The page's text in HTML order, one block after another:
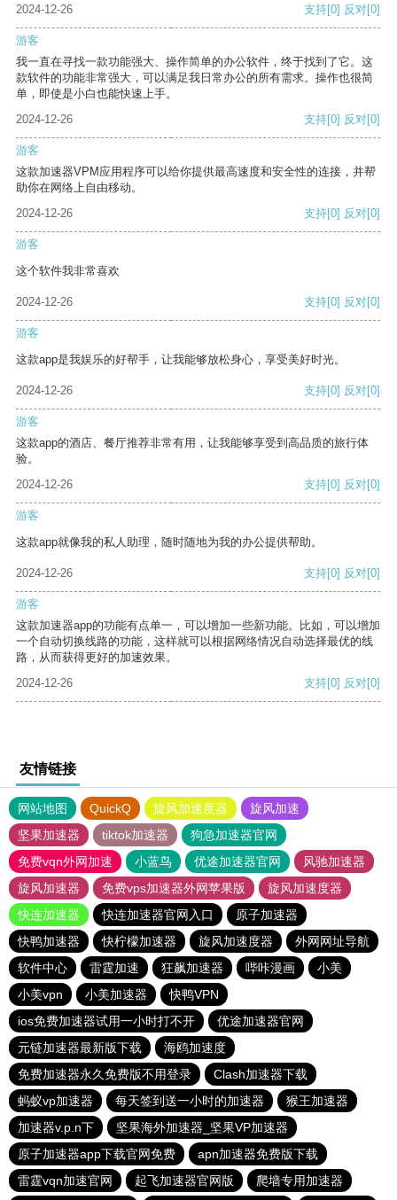
2024-12-26 支持[0] 反对[0]
游客
我一直在寻找一款功能强大、操作简单的办公软件，终于找到了它。这
款软件的功能非常强大，可以满足我日常办公的所有需求。操作也很简
单，即使是小白也能快速上手。
2024-12-26
支持[0] 反对[0]
游客
这款加速器VPM应用程序可以给你提供最高速度和安全性的连接，并帮
助你在网络上自由移动。
2024-12-26
支持[0] 反对[0]
游客
这个软件我非常喜欢
2024-12-26 支持[0] 反对[0]
游客
这款app是我娱乐的好帮手，让我能够放松身心，享受美好时光。
2024-12-26 支持[0] 反对[0]
游客
这款app的酒店、餐厅推荐非常有用，让我能够享受到高品质的旅行体
验。
2024-12-26
支持[0] 反对[0]
游客
这款app就像我的私人助理，随时随地为我的办公提供帮助。
2024-12-26 支持[0] 反对[0]
游客
这款加速器app的功能有点单一，可以增加一些新功能。比如，可以增加
一个自动切换线路的功能，这样就可以根据网络情况自动选择最优的线
路，从而获得更好的加速效果。
2024-12-26
支持[0] 反对[0]
友情链接
网站地图 QuickQ 旋风加速度器
旋风加速
坚果加速器
tiktok加速器
狗急加速器官网
免费vqn外网加速
小蓝鸟 优途加速器官网
风驰加速器
旋风加速器
免费vps加速器外网苹果版
旋风加速度器
快连加速器
快连加速器官网入口
原子加速器
快鸭加速器
快柠檬加速器 旋风加速度器
外网网址导航
软件中心
雷霆加速 狂飙加速器 哔咔漫画
小美
小美vpn
小美加速器
快鸭VPN
ios免费加速器试用一小时打不开
优途加速器官网
元链加速器最新版下载
海鸥加速度
免费加速器永久免费版不用登录
Clash加速器下载
蚂蚁vp加速器
每天签到送一小时的加速器
猴王加速器
加速器v.p.n下
坚果海外加速器_坚果VP加速器
原子加速器app下载官网免费
apn加速器免费版下载
雷霆vqn加速官网
起飞加速器官网版 爬墙专用加速器